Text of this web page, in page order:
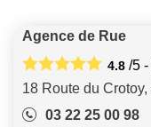
Agence de Rue
4.8 /5 -
18 Route du
03 22 25 00 98